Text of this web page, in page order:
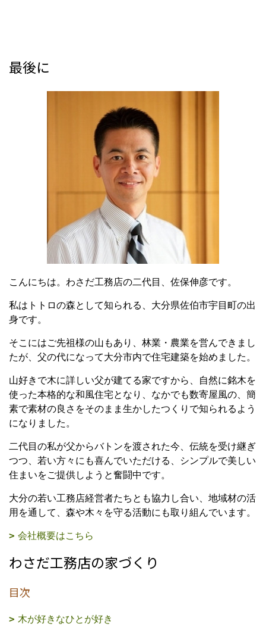
最後に
こんにちは。わさだ工務店の二代目、佐保伸彦です。
私はトトロの森として知られる、大分県佐伯市宇目町の出
身です。
そこにはご先祖様の山もあり、林業・農業を営んできまし
たが、父の代になって大分市内で住宅建築を始めました。
山好きで木に詳しい父が建てる家ですから、自然に銘木を
使った本格的な和風住宅となり、なかでも数寄屋風の、簡
素で素材の良さをそのまま生かしたつくりで知られるよう
になりました。
二代目の私が父からバトンを渡された今、伝統を受け継ぎ
つつ、若い方々にも喜んでいただける、シンプルで美しい
住まいをご提供しようと奮闘中です。
大分の若い工務店経営者たちとも協力し合い、地域材の活
用を通して、森や木々を守る活動にも取り組んでいます。
会社概要はこちら
わさだ工務店の家づくり
目次
木が好きなひとが好き